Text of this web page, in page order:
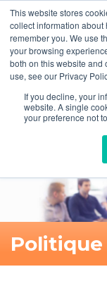
This website stores
collect information about
remember you. We use
your browsing
both on this website and
use, see our Privacy
If you decline, your
website. A single
your preference not
+33 (0)1 53 53
Mon compte